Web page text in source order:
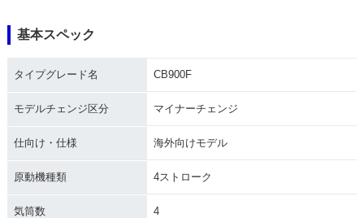
基本スペック
タイプグレード名 CB900F
モデルチェンジ区分 マイナーチェンジ
仕向け・仕様 海外向けモデル
原動機種類 4ストローク
気筒数 4